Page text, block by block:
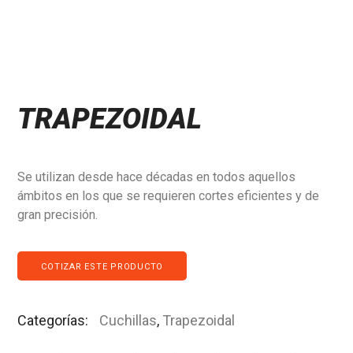
TRAPEZOIDAL
Se utilizan desde hace décadas en todos aquellos
ámbitos en los que se requieren cortes eficientes y de
gran precisión.
COTIZAR ESTE PRODUCTO
Categorías: Cuchillas, Trapezoidal